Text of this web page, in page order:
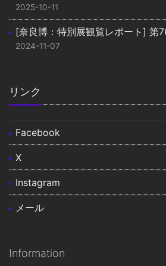
2025-10-11
[奈良博：特別展観覧レポート] 第
2024-11-07
リンク
Facebook
X
Instagram
メール
Information